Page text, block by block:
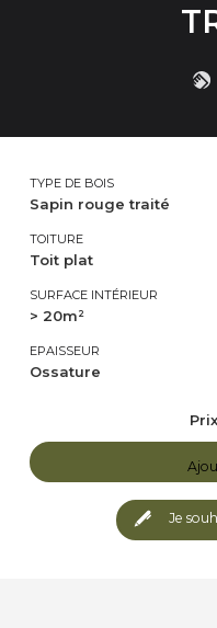
TYPE DE BOIS
Sapin rouge traité
TOITURE
Toit plat
SURFACE INTÉRIEUR
> 20m²
EPAISSEUR
Ossature
Prix
Je